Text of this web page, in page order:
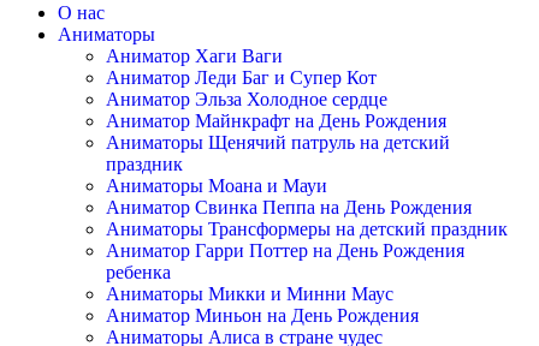
О нас
Аниматоры
Аниматор Хаги Ваги
Аниматор Леди Баг и Супер Кот
Аниматор Эльза Холодное сердце
Аниматор Майнкрафт на День Рождения
Аниматоры Щенячий патруль на детский
праздник
Аниматоры Моана и Мауи
Аниматор Свинка Пеппа на День Рождения
Аниматоры Трансформеры на детский праздник
Аниматор Гарри Поттер на День Рождения
ребенка
Аниматоры Микки и Минни Маус
Аниматор Миньон на День Рождения
Аниматоры Алиса в стране чудес